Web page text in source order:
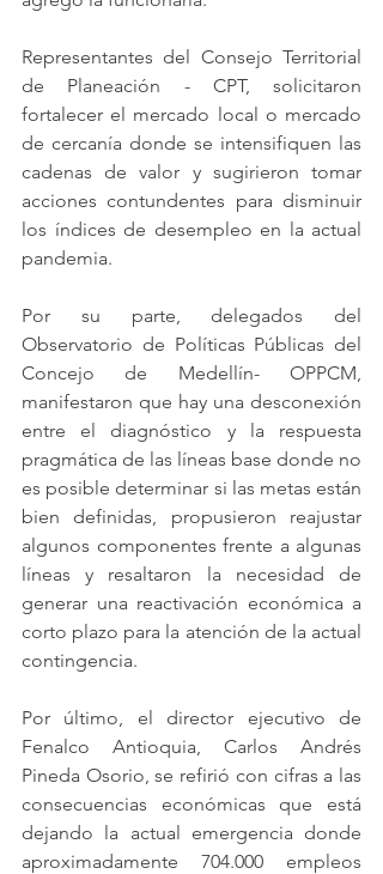
Representantes del Consejo Territorial
de Planeación - CPT, solicitaron
fortalecer el mercado local o mercado
de cercanía donde se intensifiquen las
cadenas de valor y sugirieron tomar
acciones contundentes para disminuir
los índices de desempleo en la actual
pandemia.
Por su parte, delegados del
Observatorio de Políticas Públicas del
Concejo de Medellín- OPPCM,
manifestaron que hay una desconexión
entre el diagnóstico y la respuesta
pragmática de las líneas base donde no
es posible determinar si las metas están
bien definidas, propusieron reajustar
algunos componentes frente a algunas
líneas y resaltaron la necesidad de
generar una reactivación económica a
corto plazo para la atención de la actual
contingencia.
Por último, el director ejecutivo de
Fenalco Antioquia, Carlos Andrés
Pineda Osorio, se refirió con cifras a las
consecuencias económicas que está
dejando la actual emergencia donde
aproximadamente 704.000 empleos